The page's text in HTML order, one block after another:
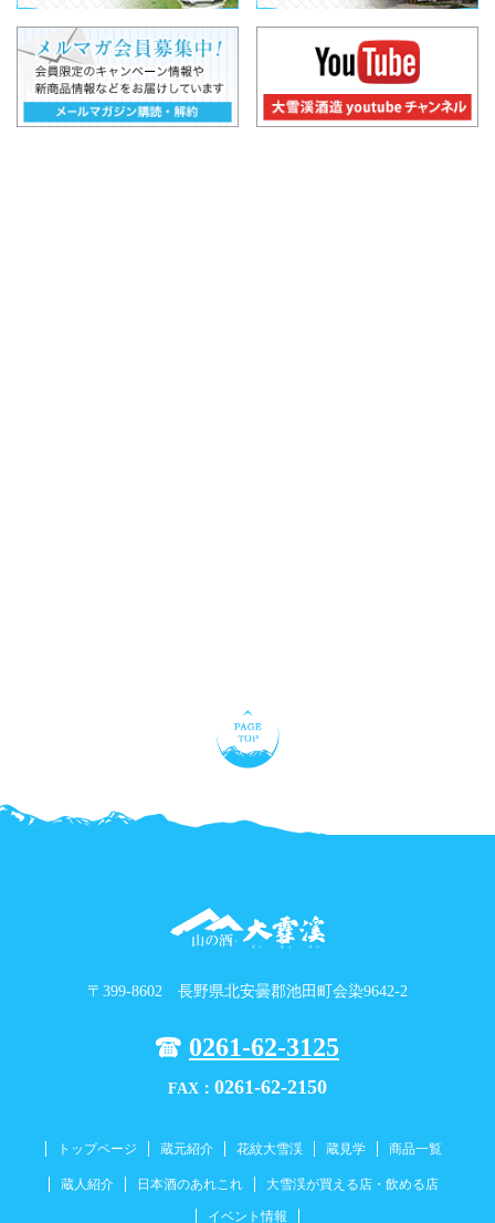
〒399-8602 長野県北安曇郡池田町会染9642-2
0261-62-3125
FAX： 0261-62-2150
トップページ 蔵元紹介 花紋大雪渓 蔵見学 商品一覧
蔵人紹介 日本酒のあれこれ 大雪渓が買える店・飲める店
イベント情報